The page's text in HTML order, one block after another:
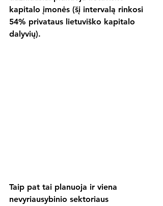
kapitalo įmonės (šį intervalą rinkosi
54% privataus lietuviško kapitalo
dalyvių).
Taip pat tai planuoja ir viena
nevyriausybinio sektoriaus